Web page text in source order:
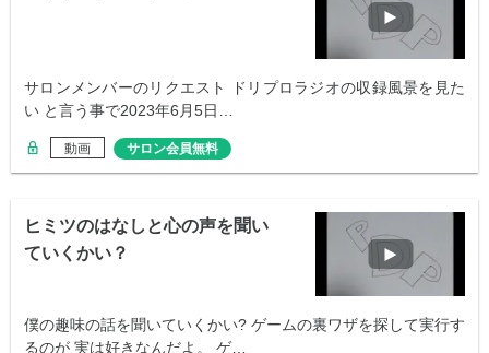
サロンメンバーのリクエスト ドリプロラジオの収録風景を見た
い と言う事で2023年6月5日…
動画 サロン会員無料
ヒミツのはなしと心の声を聞い
ていくかい？
僕の趣味の話を聞いていくかい? ゲームの裏ワザを探して実行す
るのが 実は好きなんだよ。 ゲ…